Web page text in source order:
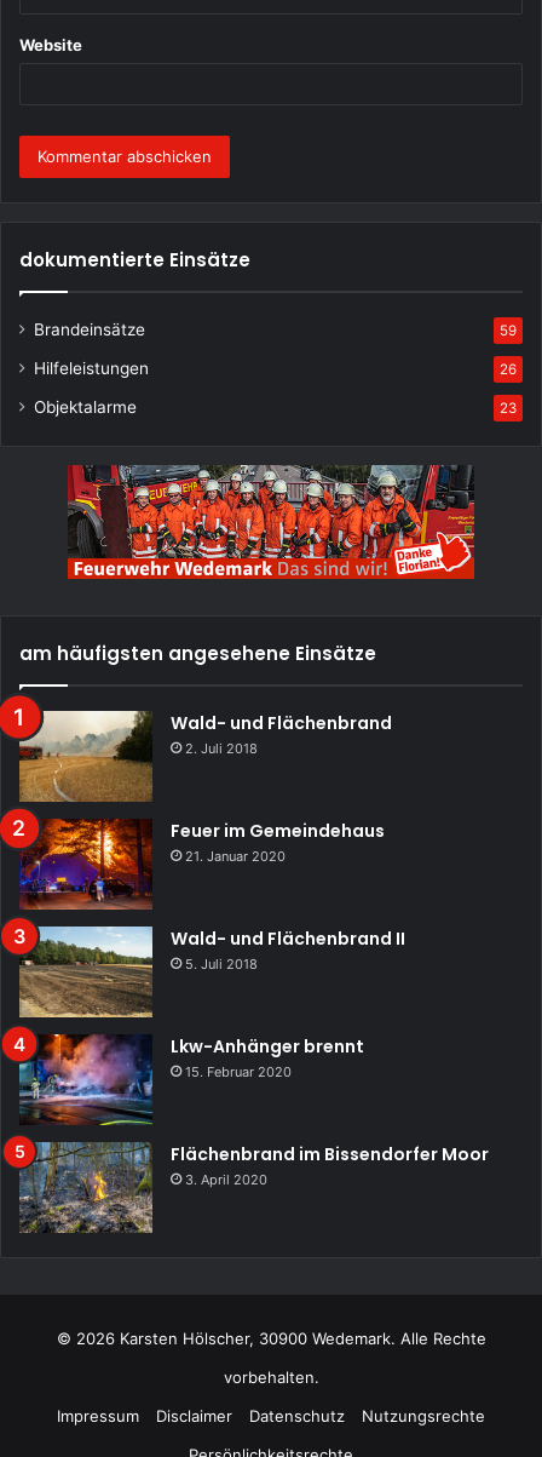
Website
dokumentierte Einsätze
Brandeinsätze 59
Hilfeleistungen 26
Objektalarme 23
am häufigsten angesehene Einsätze
Wald- und Flächenbrand
2. Juli 2018
Feuer im Gemeindehaus
21. Januar 2020
Wald- und Flächenbrand II
5. Juli 2018
Lkw-Anhänger brennt
15. Februar 2020
Flächenbrand im Bissendorfer Moor
3. April 2020
© 2026 Karsten Hölscher, 30900 Wedemark. Alle Rechte
vorbehalten.
Impressum
Disclaimer Datenschutz
Nutzungsrechte